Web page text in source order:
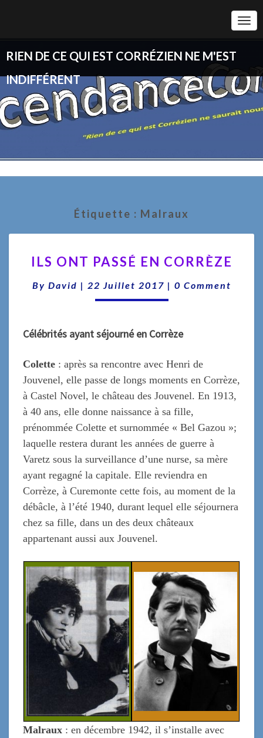
RIEN DE CE QUI EST CORRÉZIEN NE M'EST
INDIFFÉRENT
Étiquette : Malraux
ONT
EN
CORRÈZE
ILS ONT PASSÉ EN CORRÈZE
By David | 22 Juillet 2017 | Comments
0 Comment
Célébrités ayant séjourné en Corrèze
Colette : après sa rencontre avec Henri de
Jouvenel, elle passe de longs moments en Corrèze,
à Castel Novel, le château des Jouvenel. En 1913,
à 40 ans, elle donne naissance à sa fille,
prénommée Colette et surnommée « Bel Gazou »;
laquelle restera durant les années de guerre à
Varetz sous la surveillance d’une nurse, sa mère
ayant regagné la capitale. Elle reviendra en
Corrèze, à Curemonte cette fois, au moment de la
débâcle, à l’été 1940, durant lequel elle séjournera
chez sa fille, dans un des deux châteaux
appartenant aussi aux Jouvenel.
Malraux : en décembre 1942, il s’installe avec